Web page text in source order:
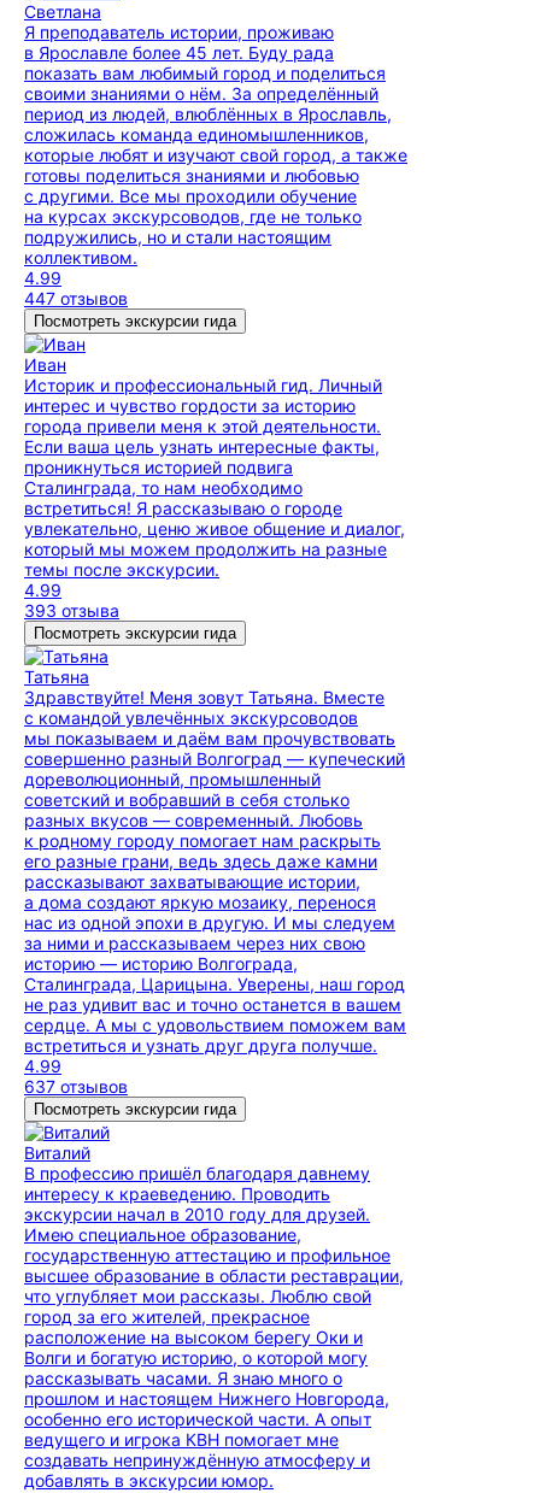
Светлана
Я преподаватель истории, проживаю
в Ярославле более 45 лет. Буду рада
показать вам любимый город и поделиться
своими знаниями о нём. За определённый
период из людей, влюблённых в Ярославль,
сложилась команда единомышленников,
которые любят и изучают свой город, а также
готовы поделиться знаниями и любовью
с другими. Все мы проходили обучение
на курсах экскурсоводов, где не только
подружились, но и стали настоящим
коллективом.
4.99
447 отзывов
Посмотреть экскурсии гида
Иван
Историк и профессиональный гид. Личный
интерес и чувство гордости за историю
города привели меня к этой деятельности.
Если ваша цель узнать интересные факты,
проникнуться историей подвига
Сталинграда, то нам необходимо
встретиться! Я рассказываю о городе
увлекательно, ценю живое общение и диалог,
который мы можем продолжить на разные
темы после экскурсии.
4.99
393 отзыва
Посмотреть экскурсии гида
Татьяна
Здравствуйте! Меня зовут Татьяна. Вместе
с командой увлечённых экскурсоводов
мы показываем и даём вам прочувствовать
совершенно разный Волгоград — купеческий
дореволюционный, промышленный
советский и вобравший в себя столько
разных вкусов — современный. Любовь
к родному городу помогает нам раскрыть
его разные грани, ведь здесь даже камни
рассказывают захватывающие истории,
а дома создают яркую мозаику, перенося
нас из одной эпохи в другую. И мы следуем
за ними и рассказываем через них свою
историю — историю Волгограда,
Сталинграда, Царицына. Уверены, наш город
не раз удивит вас и точно останется в вашем
сердце. А мы с удовольствием поможем вам
встретиться и узнать друг друга получше.
4.99
637 отзывов
Посмотреть экскурсии гида
Виталий
В профессию пришёл благодаря давнему
интересу к краеведению. Проводить
экскурсии начал в 2010 году для друзей.
Имею специальное образование,
государственную аттестацию и профильное
высшее образование в области реставрации,
что углубляет мои рассказы. Люблю свой
город за его жителей, прекрасное
расположение на высоком берегу Оки и
Волги и богатую историю, о которой могу
рассказывать часами. Я знаю много о
прошлом и настоящем Нижнего Новгорода,
особенно его исторической части. А опыт
ведущего и игрока КВН помогает мне
создавать непринуждённую атмосферу и
добавлять в экскурсии юмор.